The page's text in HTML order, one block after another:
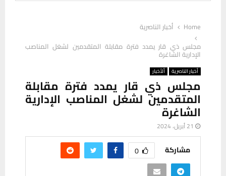
Home
أخبار الناصرية
مجلس ذي قار يمدد فترة مقابلة المتقدمين لشغل المناصب
الإدارية الشاغرة
أخبار الناصرية ألأخبار
مجلس ذي قار يمدد فترة مقابلة
المتقدمين لشغل المناصب الإدارية
الشاغرة
21 أبريل، 2024
مشاركة 0